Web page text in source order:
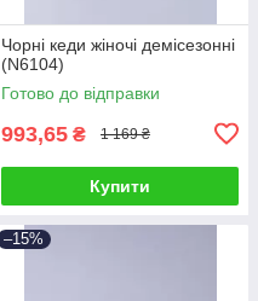
Чорні кеди жіночі демісезонні
(N6104)
Готово до відправки
993,65 ₴ 1 169 ₴
Купити
–15%